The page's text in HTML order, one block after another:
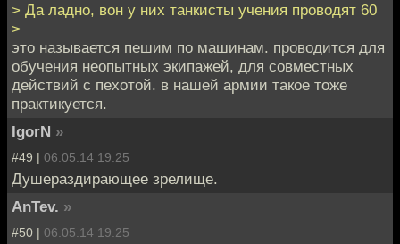
> Да ладно, вон у них танкисты учения проводят 60
>
это называется пешим по машинам. проводится для
обучения неопытных экипажей, для совместных
действий с пехотой. в нашей армии такое тоже
практикуется.
IgorN »
#49 | 06.05.14 19:25
Душераздирающее зрелище.
AnTev. »
#50 | 06.05.14 19:25